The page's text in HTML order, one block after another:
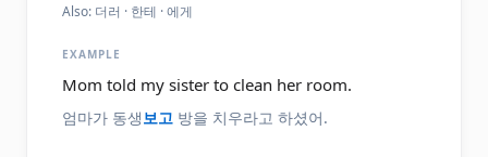
Also: 더러 · 한테 · 에게
EXAMPLE
Mom told my sister to clean her room.
엄마가 동생보고 방을 치우라고 하셨어.